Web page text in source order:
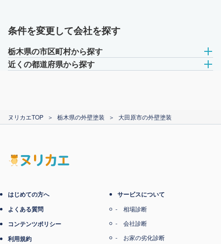
条件を変更して会社を探す
栃木県の市区町村から探す
近くの都道府県から探す
ヌリカエTOP ＞ 栃木県の外壁塗装 ＞ 大田原市の外壁塗装
はじめての方へ
よくある質問
コンテンツポリシー
利用規約
サービスについて
相場診断
会社診断
お家の劣化診断